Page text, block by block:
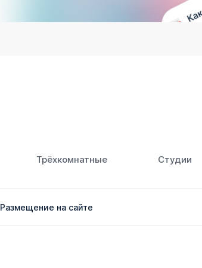
Трёхкомнатные Студии
Размещение на сайте